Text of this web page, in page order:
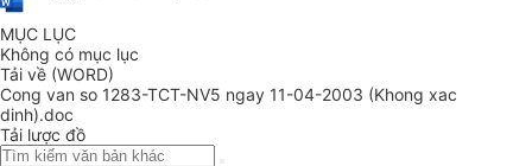
MỤC LỤC
Không có mục lục
Tải về (WORD)
Cong van so 1283-TCT-NV5 ngay 11-04-2003 (Khong xac
dinh).doc
Tải lược đồ